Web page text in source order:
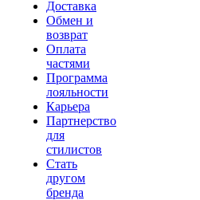
Доставка
Обмен и
возврат
Оплата
частями
Программа
лояльности
Карьера
Партнерство
для
стилистов
Стать
другом
бренда